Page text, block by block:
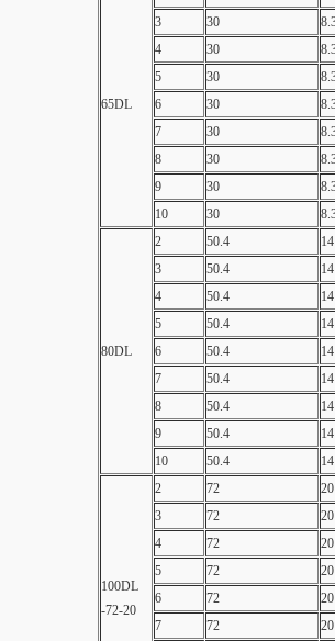
65DL
3
30
4
30
5
30
6
30
7
30
8
30
9
30
10
30
80DL
2 50.4 14
3
50.4 14
4
50.4 14
5
50.4 14
6
50.4 14
7
50.4 14
8
50.4 14
9
50.4 14
10
50.4 14
100DL
-72-20
2 72 20
3
72 20
4
72 20
5
72 20
6
72 20
7
72 20